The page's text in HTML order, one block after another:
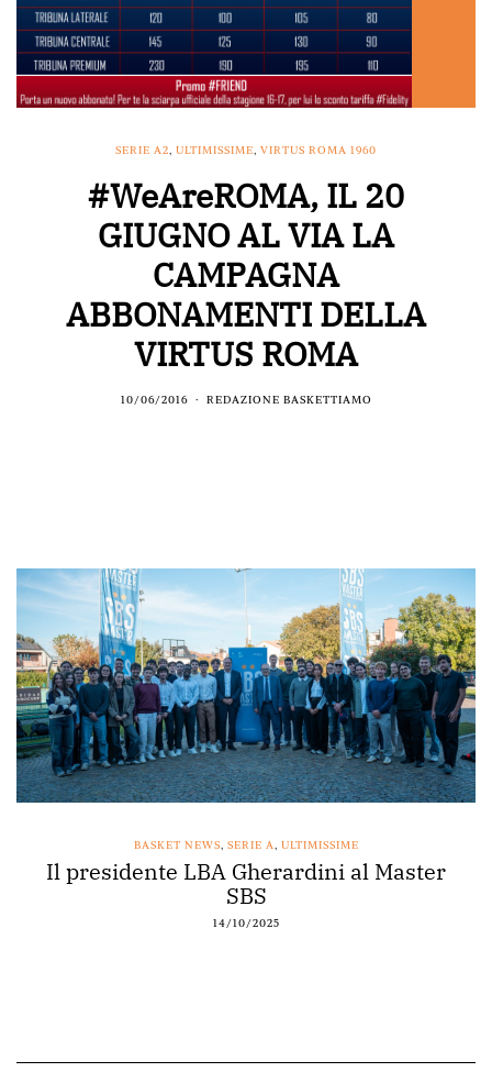
SERIE A2, ULTIMISSIME, VIRTUS ROMA 1960
#WeAreROMA, IL 20
GIUGNO AL VIA LA
CAMPAGNA
ABBONAMENTI DELLA
VIRTUS ROMA
10/06/2016 REDAZIONE BASKETTIAMO
BASKET NEWS, SERIE A, ULTIMISSIME
Il presidente LBA Gherardini al Master
SBS
14/10/2025